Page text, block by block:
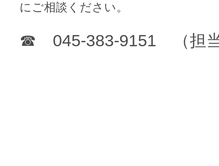
にご相談ください。
☎ 045-383-9151 （担